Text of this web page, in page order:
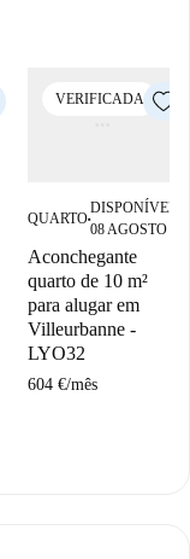
VERIFICADA
QUARTO■
DISPONÍVEL
08 AGOSTO
Aconchegante
quarto de 10 m²
para alugar em
Villeurbanne -
LYO32
604 €/mês